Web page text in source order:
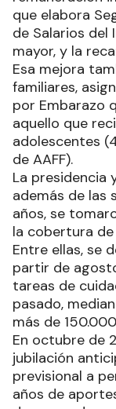
que elabora
de Salarios del
mayor, y la
Esa mejora
familiares,
por Embarazo
aquello que
adolescentes
de AAFF).
La presidencia
además de las
años, se
la cobertura
Entre ellas, se
partir de
tareas de
pasado,
más de
En octubre de
jubilación
previsional a
años de